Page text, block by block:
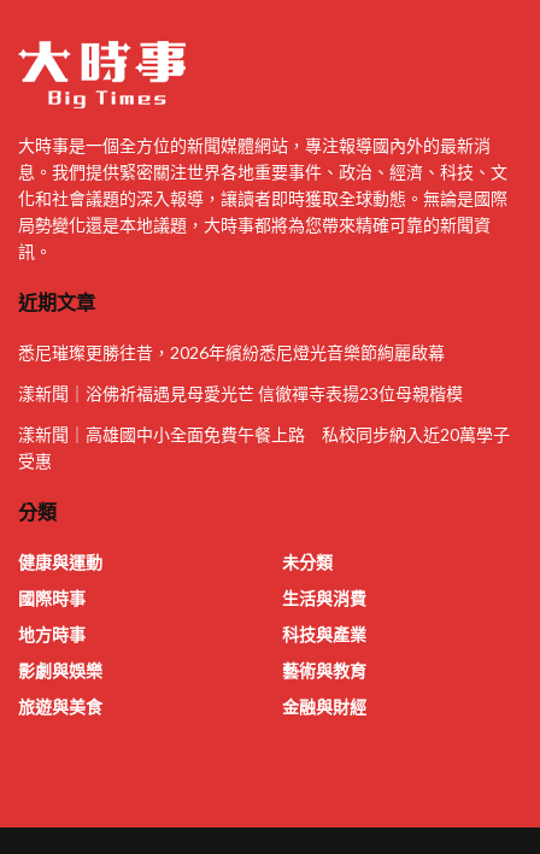
大時事是一個全方位的新聞媒體網站，專注報導國內外的最新消
息。我們提供緊密關注世界各地重要事件、政治、經濟、科技、文
化和社會議題的深入報導，讓讀者即時獲取全球動態。無論是國際
局勢變化還是本地議題，大時事都將為您帶來精確可靠的新聞資
訊。
近期文章
悉尼璀璨更勝往昔，2026年繽紛悉尼燈光音樂節絢麗啟幕
漾新聞｜浴佛祈福遇見母愛光芒 信徹禪寺表揚23位母親楷模
漾新聞｜高雄國中小全面免費午餐上路 私校同步納入近20萬學子
受惠
分類
健康與運動
國際時事
地方時事
影劇與娛樂
旅遊與美食
未分類
生活與消費
科技與產業
藝術與教育
金融與財經